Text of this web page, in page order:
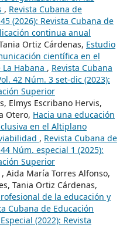
, Revista Cubana de
(2026): Revista Cubana de
continua anual
Ortiz Cárdenas, Estudio
científica en el
Habana , Revista Cubana
42 Núm. 3 set-dic (2023):
Superior
Elmys Escribano Hervis,
Otero, Hacia una educación
en el Altiplano
, Revista Cubana de
Núm. especial 1 (2025):
Superior
Aida María Torres Alfonso,
Tania Ortiz Cárdenas,
de la educación y
Cubana de Educación
(2022): Revista